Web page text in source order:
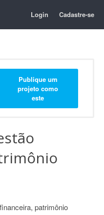
Login Cadastre-se
Publique um
projeto como
este
patrimônio